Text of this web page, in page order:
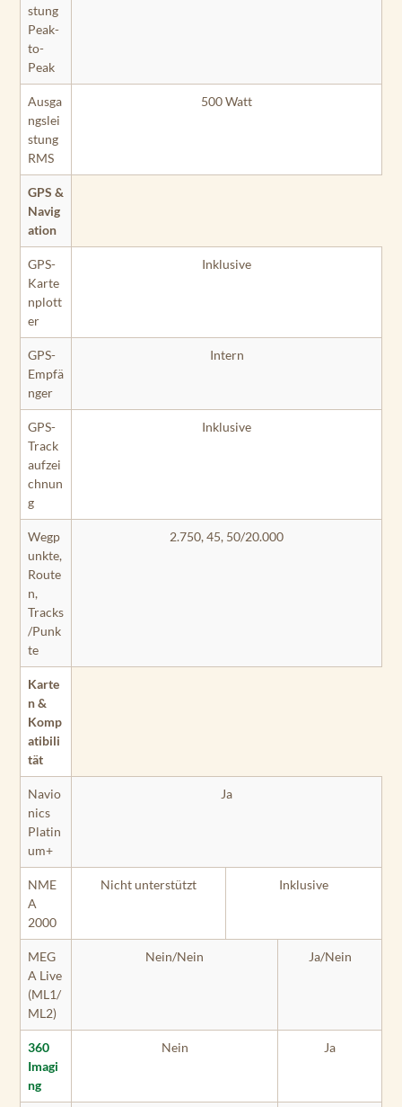
stung
Peak-
to-
Peak
Ausga
ngslei
stung
RMS
500 Watt
GPS &
Navig
ation
GPS-
Karte
nplott
er
Inklusive
GPS-
Empfä
nger
Intern
GPS-
Track
aufzei
chnun
g
Inklusive
Wegp
unkte,
Route
n,
Tracks
/Punk
te
2.750, 45, 50/20.000
Karte
n &
Komp
atibili
tät
Navio
nics
Platin
um+
Ja
NME
A
2000
Nicht unterstützt Inklusive
MEG
A Live
(ML1/
ML2)
Nein/Nein Ja/Nein
360
Imagi
ng
Nein Ja